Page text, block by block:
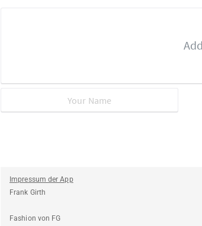
Impressum der App
Frank Girth
Fashion von FG